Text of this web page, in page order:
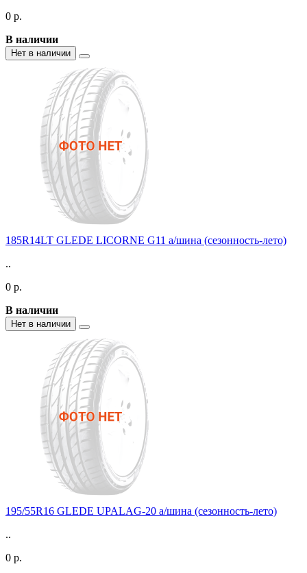
0 р.
В наличии
Нет в наличии
185R14LT GLEDE LICORNE G11 а/шина (сезонность-лето)
..
0 р.
В наличии
Нет в наличии
195/55R16 GLEDE UPALAG-20 а/шина (сезонность-лето)
..
0 р.